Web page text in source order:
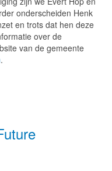
onderscheiden Henk
en trots dat hen deze
over de
van de gemeente
.